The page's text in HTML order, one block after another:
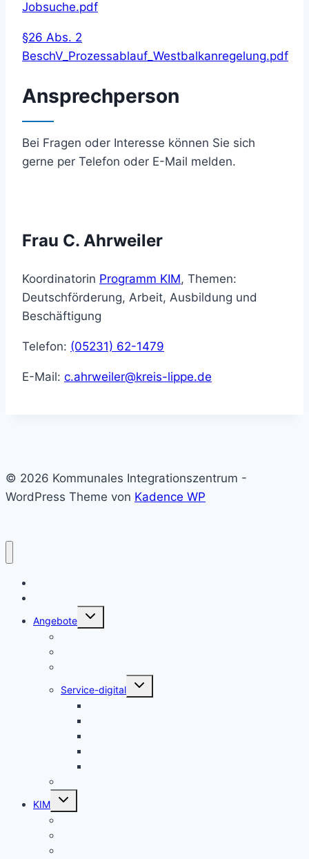
Jobsuche.pdf
§26 Abs. 2
BeschV_Prozessablauf_Westbalkanregelung.pdf
Ansprechperson
Bei Fragen oder Interesse können Sie sich
gerne per Telefon oder E-Mail melden.
Frau C. Ahrweiler
Koordinatorin Programm KIM, Themen:
Deutschförderung, Arbeit, Ausbildung und
Beschäftigung
Telefon: (05231) 62-1479
E-Mail: c.ahrweiler@kreis-lippe.de
© 2026 Kommunales Integrationszentrum -
WordPress Theme von Kadence WP
Angebote
Untermenü
Service-digital
Untermenü
KIM
Untermenü